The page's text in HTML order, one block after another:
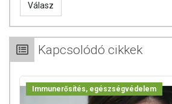
Válasz
Kapcsolódó cikkek
Immunerősítés, egészségvédelem